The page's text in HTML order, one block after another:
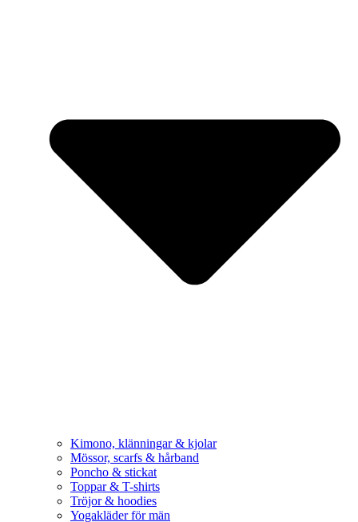
Kimono, klänningar & kjolar
Mössor, scarfs & hårband
Poncho & stickat
Toppar & T-shirts
Tröjor & hoodies
Yogakläder för män